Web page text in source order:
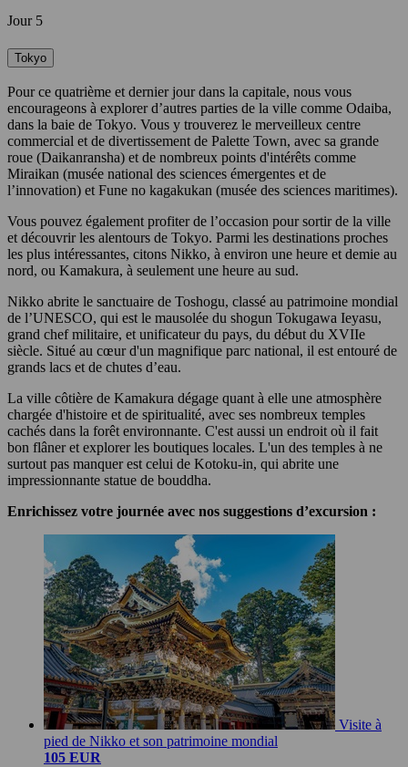
Jour 5
Tokyo
Pour ce quatrième et dernier jour dans la capitale, nous vous
encourageons à explorer d’autres parties de la ville comme Odaiba,
dans la baie de Tokyo. Vous y trouverez le merveilleux centre
commercial et de divertissement de Palette Town, avec sa grande
roue (Daikanransha) et de nombreux points d'intérêts comme
Miraikan (musée national des sciences émergentes et de
l’innovation) et Fune no kagakukan (musée des sciences maritimes).
Vous pouvez également profiter de l’occasion pour sortir de la ville
et découvrir les alentours de Tokyo. Parmi les destinations proches
les plus intéressantes, citons Nikko, à environ une heure et demie au
nord, ou Kamakura, à seulement une heure au sud.
Nikko abrite le sanctuaire de Toshogu, classé au patrimoine mondial
de l’UNESCO, qui est le mausolée du shogun Tokugawa Ieyasu,
grand chef militaire, et unificateur du pays, du début du XVIIe
siècle. Situé au cœur d'un magnifique parc national, il est entouré de
grands lacs et de chutes d’eau.
La ville côtière de Kamakura dégage quant à elle une atmosphère
chargée d'histoire et de spiritualité, avec ses nombreux temples
cachés dans la forêt environnante. C'est aussi un endroit où il fait
bon flâner et explorer les boutiques locales. L'un des temples à ne
surtout pas manquer est celui de Kotoku-in, qui abrite une
impressionnante statue de bouddha.
Enrichissez votre journée avec nos suggestions d’excursion :
Visite à
pied de Nikko et son patrimoine mondial
105 EUR